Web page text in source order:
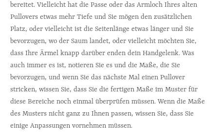
bereitet. Vielleicht hat die Passe oder das Armloch Ihres alten
Pullovers etwas mehr Tiefe und Sie mögen den zusätzlichen
Platz, oder vielleicht ist die Seitenlänge etwas länger und Sie
bevorzugen, wo der Saum landet, oder vielleicht möchten Sie,
dass Ihre Ärmel knapp darüber enden dein Handgelenk. Was
auch immer es ist, notieren Sie es und die Maße, die Sie
bevorzugen, und wenn Sie das nächste Mal einen Pullover
stricken, wissen Sie, dass Sie die fertigen Maße im Muster für
diese Bereiche noch einmal überprüfen müssen. Wenn die Maße
des Musters nicht ganz zu Ihnen passen, wissen Sie, dass Sie
einige Anpassungen vornehmen müssen.